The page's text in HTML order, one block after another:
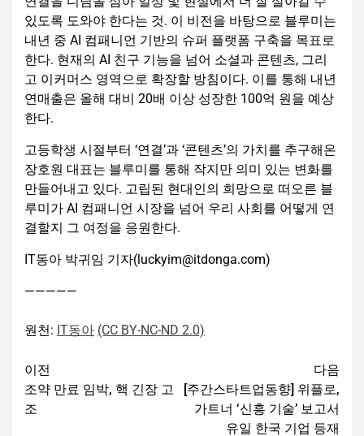
있도록 도와야 한다는 것. 이 비전을 바탕으로 블루미는
내년 중 AI 컴패니언 기반의 슈퍼 플랫폼 구축을 목표로
한다. 현재의 AI 친구 기능을 넘어 소셜과 콘텐츠, 그리
고 이커머스 영역으로 확장할 방침이다. 이를 통해 내년
연매출은 올해 대비 20배 이상 성장한 100억 원을 예상
한다.
고등학생 시절부터 ‘연결’과 ‘콘텐츠’의 가치를 추구해온
장호원 대표는 블루미를 통해 작지만 의미 있는 변화를
만들어내고 있다. 고립된 현대인의 희망으로 떠오른 블
루미가 AI 컴패니언 시장을 넘어 우리 사회를 어떻게 연
결할지 그 여정을 응원한다.
IT동아 박귀임 기자(luckyim@itdonga.com)
—————
원천: IT동아 (CC BY-NC-ND 2.0)
이전
조약 만료 임박, 핵 긴장 고
조
다음
[주간스타트업동향] 위플로,
가트너 ‘신흥 기술’ 보고서
유일 한국 기업 등재